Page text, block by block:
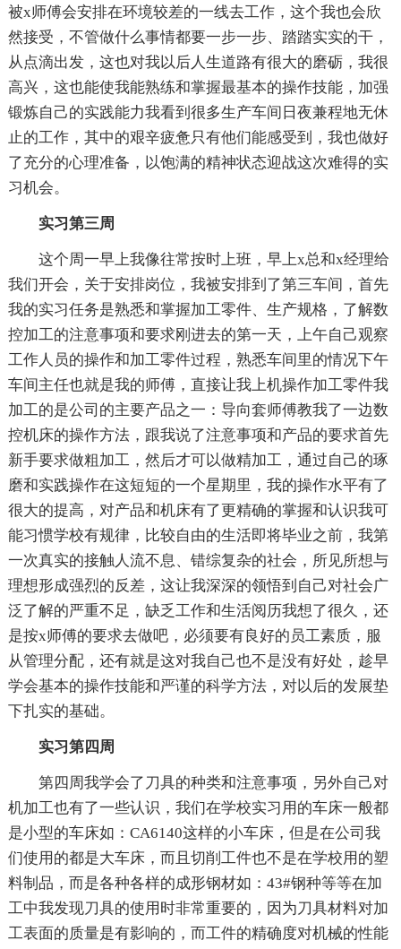
被x师傅会安排在环境较差的一线去工作，这个我也会欣
然接受，不管做什么事情都要一步一步、踏踏实实的干，
从点滴出发，这也对我以后人生道路有很大的磨砺，我很
高兴，这也能使我能熟练和掌握最基本的操作技能，加强
锻炼自己的实践能力我看到很多生产车间日夜兼程地无休
止的工作，其中的艰辛疲惫只有他们能感受到，我也做好
了充分的心理准备，以饱满的精神状态迎战这次难得的实
习机会。
实习第三周
这个周一早上我像往常按时上班，早上x总和x经理给
我们开会，关于安排岗位，我被安排到了第三车间，首先
我的实习任务是熟悉和掌握加工零件、生产规格，了解数
控加工的注意事项和要求刚进去的第一天，上午自己观察
工作人员的操作和加工零件过程，熟悉车间里的情况下午
车间主任也就是我的师傅，直接让我上机操作加工零件我
加工的是公司的主要产品之一：导向套师傅教我了一边数
控机床的操作方法，跟我说了注意事项和产品的要求首先
新手要求做粗加工，然后才可以做精加工，通过自己的琢
磨和实践操作在这短短的一个星期里，我的操作水平有了
很大的提高，对产品和机床有了更精确的掌握和认识我可
能习惯学校有规律，比较自由的生活即将毕业之前，我第
一次真实的接触人流不息、错综复杂的社会，所见所想与
理想形成强烈的反差，这让我深深的领悟到自己对社会广
泛了解的严重不足，缺乏工作和生活阅历我想了很久，还
是按x师傅的要求去做吧，必须要有良好的员工素质，服
从管理分配，还有就是这对我自己也不是没有好处，趁早
学会基本的操作技能和严谨的科学方法，对以后的发展垫
下扎实的基础。
实习第四周
第四周我学会了刀具的种类和注意事项，另外自己对
机加工也有了一些认识，我们在学校实习用的车床一般都
是小型的车床如：CA6140这样的小车床，但是在公司我
们使用的都是大车床，而且切削工件也不是在学校用的塑
料制品，而是各种各样的成形钢材如：43#钢种等等在加
工中我发现刀具的使用时非常重要的，因为刀具材料对加
工表面的质量是有影响的，而工件的精确度对机械的性能